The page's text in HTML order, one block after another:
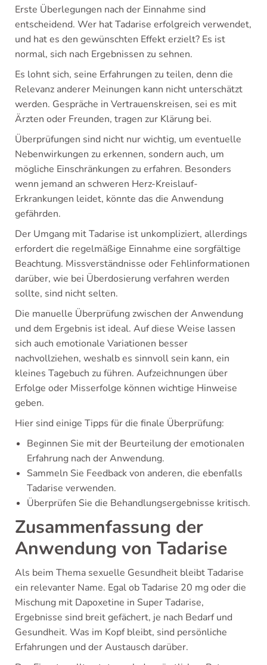
Erste Überlegungen nach der Einnahme sind
entscheidend. Wer hat Tadarise erfolgreich verwendet,
und hat es den gewünschten Effekt erzielt? Es ist
normal, sich nach Ergebnissen zu sehnen.
Es lohnt sich, seine Erfahrungen zu teilen, denn die
Relevanz anderer Meinungen kann nicht unterschätzt
werden. Gespräche in Vertrauenskreisen, sei es mit
Ärzten oder Freunden, tragen zur Klärung bei.
Überprüfungen sind nicht nur wichtig, um eventuelle
Nebenwirkungen zu erkennen, sondern auch, um
mögliche Einschränkungen zu erfahren. Besonders
wenn jemand an schweren Herz-Kreislauf-
Erkrankungen leidet, könnte das die Anwendung
gefährden.
Der Umgang mit Tadarise ist unkompliziert, allerdings
erfordert die regelmäßige Einnahme eine sorgfältige
Beachtung. Missverständnisse oder Fehlinformationen
darüber, wie bei Überdosierung verfahren werden
sollte, sind nicht selten.
Die manuelle Überprüfung zwischen der Anwendung
und dem Ergebnis ist ideal. Auf diese Weise lassen
sich auch emotionale Variationen besser
nachvollziehen, weshalb es sinnvoll sein kann, ein
kleines Tagebuch zu führen. Aufzeichnungen über
Erfolge oder Misserfolge können wichtige Hinweise
geben.
Hier sind einige Tipps für die finale Überprüfung:
Beginnen Sie mit der Beurteilung der emotionalen
Erfahrung nach der Anwendung.
Sammeln Sie Feedback von anderen, die ebenfalls
Tadarise verwenden.
Überprüfen Sie die Behandlungsergebnisse kritisch.
Zusammenfassung der
Anwendung von Tadarise
Als beim Thema sexuelle Gesundheit bleibt Tadarise
ein relevanter Name. Egal ob Tadarise 20 mg oder die
Mischung mit Dapoxetine in Super Tadarise,
Ergebnisse sind breit gefächert, je nach Bedarf und
Gesundheit. Was im Kopf bleibt, sind persönliche
Erfahrungen und der Austausch darüber.